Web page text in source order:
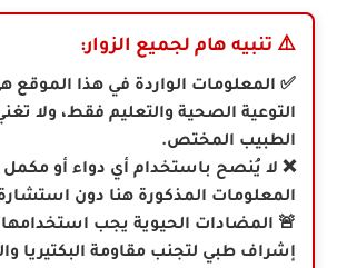
⚠️ تنبيه هام لجميع الزوار:
✅ المعلومات الواردة في هذا الموقع
التوعية الصحية والتعليم فقط، ولا
الطبيب المختص.
❌ لا يُنصح باستخدام أي دواء أو مكمل
المعلومات المذكورة هنا دون
🚨 المضادات الحيوية يجب
إشراف طبي لتجنب مقاومة البكتيريا